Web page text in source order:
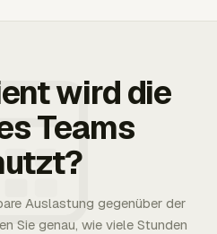
wird die
Teams
Auslastung gegenüber der
Sie genau, wie viele Stunden